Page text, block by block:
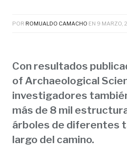
POR ROMUALDO CAMACHO EN 9 MARZO,
Con resultados
of Archaeological
investigadores
más de 8 mil
árboles de diferentes
largo del camino.